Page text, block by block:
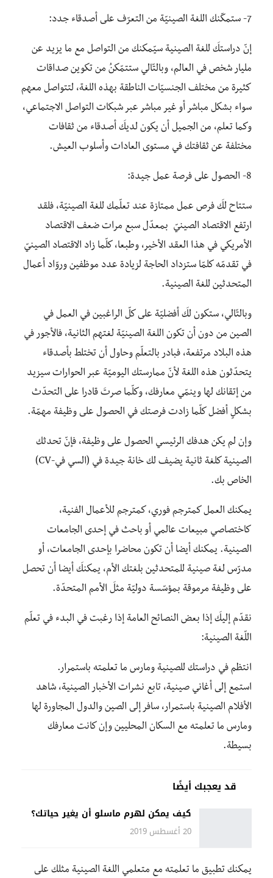
7- ستمكّنك اللغة الصينيّة من التعرّف على أصدقاء جدد:
إنّ دراستكَ للغة الصينية سيّمكنك من التواصل مع ما يزيد عن
مليار شخص في العالم، وبالتّالي ستتمّكنُ من تكوين صداقات
كثيرة من مختلف الجنسيّات الناطقة بهذه اللغة، لتتواصل معهم
سواء بشكل مباشر أو غير مباشر عبر شبكات التواصل الاجتماعي،
وكما تعلم، من الجميل أن يكون لديكَ أصدقاء من ثقافات
مختلفة عن ثقافتك في مستوى العادات وأسلوب العيش.
8- الحصول على فرصة عمل جيدة:
ستتاح لكَ فرص عمل ممتازة عند تعلّمك للغة الصينيّة، فلقد
ارتفع الاقتصاد الصينيّ بمعدّل سبع مرات ضعف الاقتصاد
الأمريكي في هذا العقد الأخير، وطبعا، كلّما زاد الاقتصاد الصينيّ
في تقدمّه كلمّا ستزداد الحاجة لزيادة عدد موظفين وروّاد أعمال
المتحدثين للغة الصينية.
وبالتّالي، ستكون لكَ أفضليّة على كلّ الراغبين في العمل في
الصين من دون أن تكون اللغة الصينيّة لغتهم الثانية، فالأجور في
هذه البلاد مرتفعة، فبادر بالتعلّم وحاول أن تختلط بأصدقاء
يتحدّثون هذه اللغة لأنّ ممارستك اليوميّة عبر الحوارات سيزيد
من إتقانك لها وينمّي معارفك، وكلّما صرتَ قادرا على التحدّث
بشكلٍ أفضل كلّما زادت فرصتك في الحصول على وظيفة مهمّة.
وإن لم يكن هدفك الرئيسي الحصول على وظيفة، فإنّ تحدثك
الصينية كلغة ثانية يضيف لك خانة جيدة في (السي في-CV)
الخاص بك.
يمكنك العمل كمترجم فوري، كمترجم للأعمال الفنية،
كاختصاصي مبيعات عالمي أو باحث في إحدى الجامعات
الصينية. يمكنك أيضا أن تكون محاضرا بإحدى الجامعات، أو
مدرّس لغة صينية للمتحدثين بلغتك الأم، يمكنكَ أيضا أن تحصل
على وظيفة مرموقة بمؤسّسة دوليّة مثلَ الأمم المتحدّة.
نقدّم إليكَ إذا بعض النصائح العامة إذا رغبت في البدء في تعلّم
اللّغة الصينية:
انتظم في دراستك للصينية ومارس ما تعلمته باستمرار.
استمع إلى أغاني صينية، تابع نشرات الأخبار الصينية، شاهد
الأفلام الصينية باستمرار، سافر إلى الصين والدول المجاورة لها
ومارس ما تعلمته مع السكان المحليين وإن كانت معارفك
بسيطة.
قد يعجبك أيضًا
كيف يمكن لهرم ماسلو أن يغير حياتك؟
20 أغسطس 2019
يمكنك تطبيق ما تعلمته مع متعلمي اللغة الصينية مثلك على